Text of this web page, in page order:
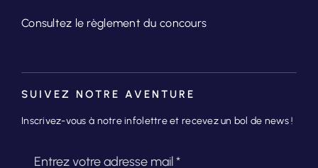
Consultez le règlement du concours
SUIVEZ NOTRE AVENTURE
Inscrivez-vous à notre infolettre et recevez un bol de news !